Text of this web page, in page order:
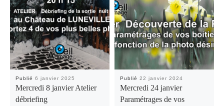
Publié6 janvier 2025
Mercredi 8 janvier Atelier
débriefing
Publié22 janvier 2024
Mercredi 24 janvier
Paramétrages de vos